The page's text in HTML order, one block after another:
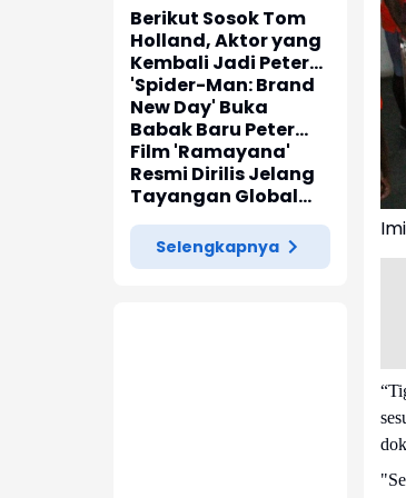
Berikut Sosok Tom
Holland, Aktor yang
Kembali Jadi Peter
Parker di 'Spider-
Man: Brand New Day'
'Spider-Man: Brand
New Day' Buka
Babak Baru Peter
Parker di Marvel
Cinematic Universe
Film 'Ramayana'
Resmi Dirilis Jelang
Tayangan Global
pada November
2026
Selengkapnya